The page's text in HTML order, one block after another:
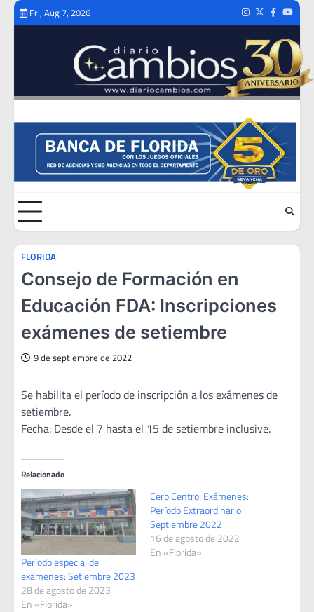
Skip
Fri, Aug 7, 2026 Instagram
TwitterFacebook
FLORIDA
Consejo de Formación en
Educación FDA: Inscripciones
exámenes de setiembre
9 de septiembre de 2022
Se habilita el período de inscripción a los exámenes de
setiembre.
Fecha: Desde el 7 hasta el 15 de setiembre inclusive.
Relacionado
Período especial de
exámenes: Setiembre 2023
28 de agosto de 2023
En «Florida»
Cerp Centro: Exámenes:
Período Extraordinario
Septiembre 2022
16 de agosto de 2022
En «Florida»